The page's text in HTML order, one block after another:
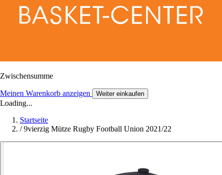
Zwischensumme
Meinen Warenkorb anzeigen Weiter einkaufen
Loading...
Startseite
/ 9vierzig Mütze Rugby Football Union 2021/22